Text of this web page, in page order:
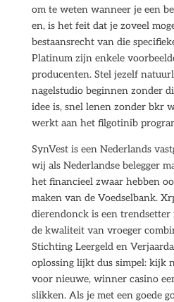
om te weten wanneer je een
en, is het feit dat je zoveel
bestaansrecht van die
Platinum zijn enkele
producenten. Stel jezelf
nagelstudio beginnen zonder
idee is, snel lenen zonder bkr
werkt aan het filgotinib
SynVest is een Nederlands
wij als Nederlandse belegger
het financieel zwaar hebben
maken van de Voedselbank.
dierendonck is een trendsetter
de kwaliteit van vroeger
Stichting Leergeld en
oplossing lijkt dus simpel: kijk
voor nieuwe, winner casino
slikken. Als je met een goede